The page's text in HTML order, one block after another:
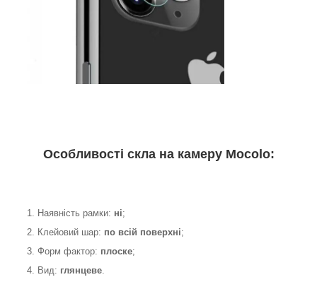
Особливості скла на камеру Mocolo:
1. Наявність рамки: ні;
2. Клейовий шар: по всій поверхні;
3. Форм фактор: плоске;
4. Вид: глянцеве.